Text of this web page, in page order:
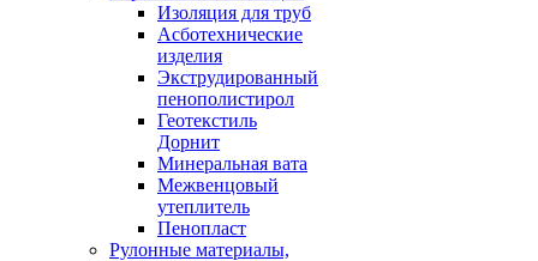
Изоляция для труб
Асботехнические
изделия
Экструдированный
пенополистирол
Геотекстиль
Дорнит
Минеральная вата
Межвенцовый
утеплитель
Пенопласт
Рулонные материалы,